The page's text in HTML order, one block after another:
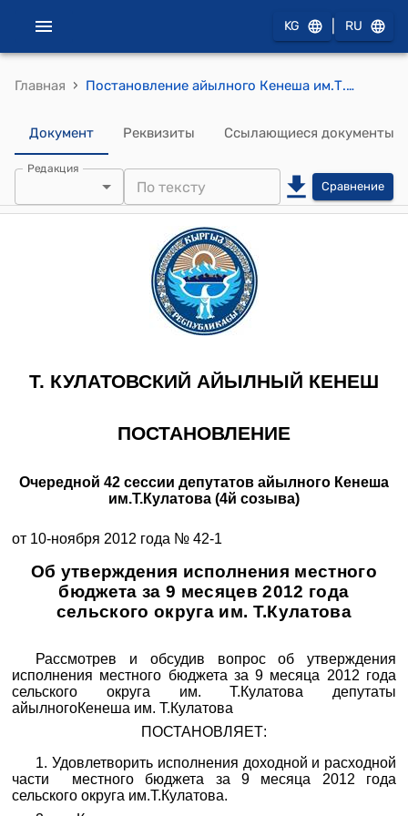
KG RU
Главная › Постановление айылного Кенеша им.Т.Кулатова от 10-ноября 2012 года № 42-1 "Об утверждения исполнения местного бюджета за 9 месяцев 2012 года сельского округа им. Т.Кулатова"
Документ Реквизиты Ссылающиеся документы
Редакция
Сравнение